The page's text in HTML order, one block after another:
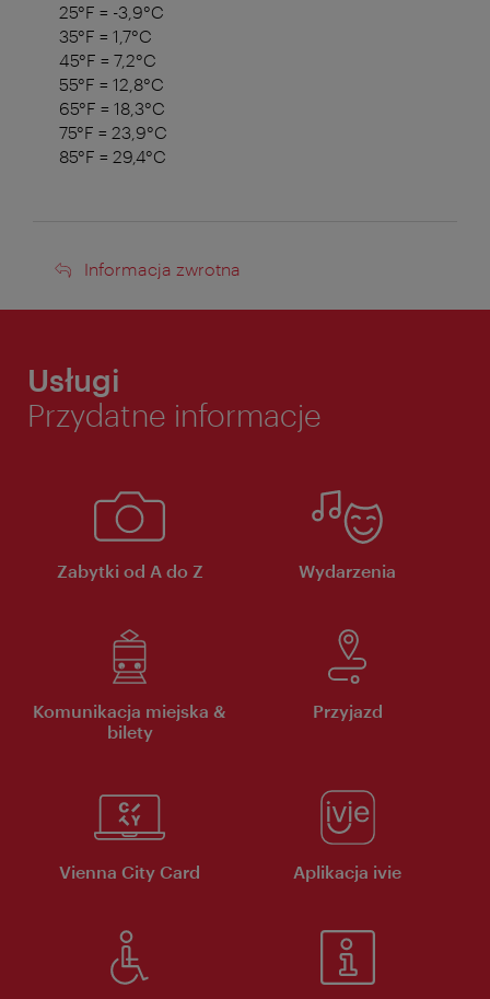
25°F = -3,9°C
35°F = 1,7°C
45°F = 7,2°C
55°F = 12,8°C
65°F = 18,3°C
75°F = 23,9°C
85°F = 29,4°C
Informacja
Informacja zwrotna
Usługi
Przydatne informacje
Zabytki od A do Z Wydarzenia
Komunikacja miejska &
bilety
Przyjazd
Vienna City Card Aplikacja ivie